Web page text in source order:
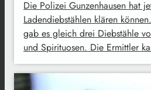
Die Polizei Gunzenhausen hat
Ladendiebstählen klären
gab es gleich drei Diebstähle
und Spirituosen. Die Ermittler